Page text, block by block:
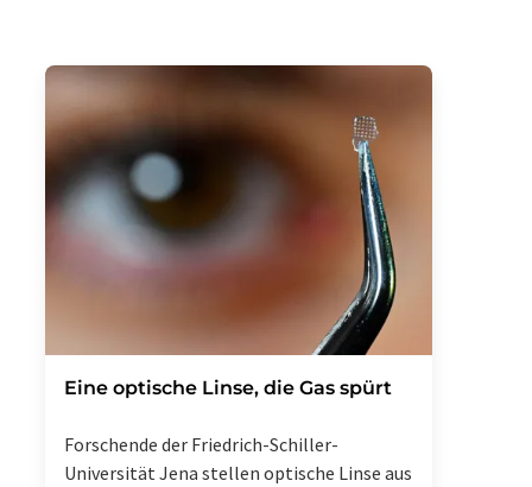
Eine optische Linse, die Gas spürt
Forschende der Friedrich-Schiller-
Universität Jena stellen optische Linse aus